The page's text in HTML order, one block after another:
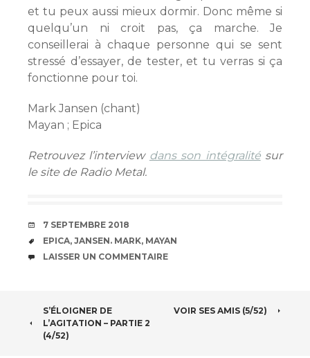
et tu peux aussi mieux dormir. Donc même si
quelqu’un ni croit pas, ça marche. Je
conseillerai à chaque personne qui se sent
stressé d’essayer, de tester, et tu verras si ça
fonctionne pour toi.
Mark Jansen (chant)
Mayan ; Epica
Retrouvez l’interview dans son intégralitésur
le site de Radio Metal.
DATE
7 SEPTEMBRE 2018
ÉTIQUETTES
EPICA, JANSEN. MARK, MAYAN
COMMENTAIRES
LAISSER UN COMMENTAIRE
NAVIGATION
DES
S’ÉLOIGNER DE
L’AGITATION – PARTIE 2
(4/52)
VOIR SES AMIS (5/52)